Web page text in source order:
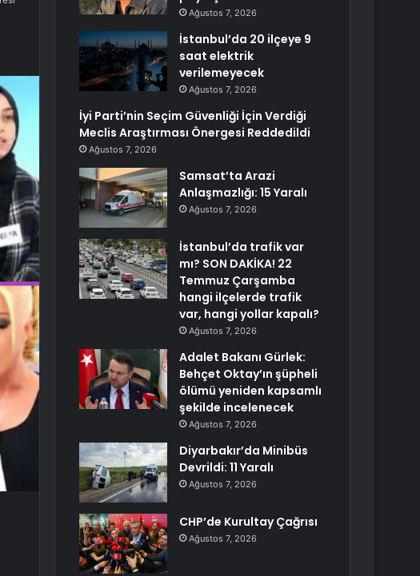
Ağustos 7, 2026
İstanbul’da 20 ilçeye 9
saat elektrik
verilemeyecek
Ağustos 7, 2026
İyi Parti’nin Seçim Güvenliği İçin Verdiği
Meclis Araştırması Önergesi Reddedildi
Ağustos 7, 2026
Samsat’ta Arazi
Anlaşmazlığı: 15 Yaralı
Ağustos 7, 2026
İstanbul’da trafik var
mı? SON DAKİKA! 22
Temmuz Çarşamba
hangi ilçelerde trafik
var, hangi yollar kapalı?
Ağustos 7, 2026
Adalet Bakanı Gürlek:
Behçet Oktay’ın şüpheli
ölümü yeniden kapsamlı
şekilde incelenecek
Ağustos 7, 2026
Diyarbakır’da Minibüs
Devrildi: 11 Yaralı
Ağustos 7, 2026
CHP’de Kurultay Çağrısı
Ağustos 7, 2026